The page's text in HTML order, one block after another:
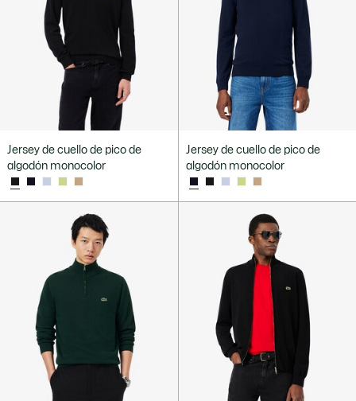
Jersey de cuello de pico de
algodón monocolor
Jersey de cuello de pico de
algodón monocolor